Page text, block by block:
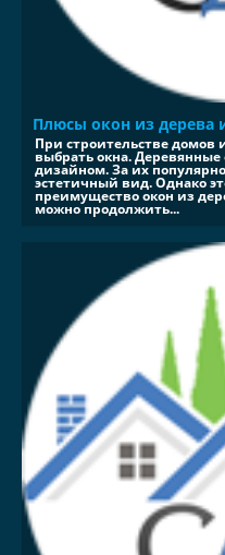
Плюсы окон из дерева
При строительстве домов
выбрать окна.
дизайном. За их
эстетичный вид. Однако
преимущество окон из
можно продолжить...